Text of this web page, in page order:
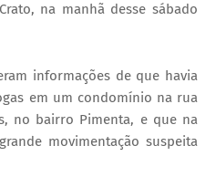
na manhã desse sábado
informações de que havia
em um condomínio na rua
no bairro Pimenta, e que na
movimentação suspeita